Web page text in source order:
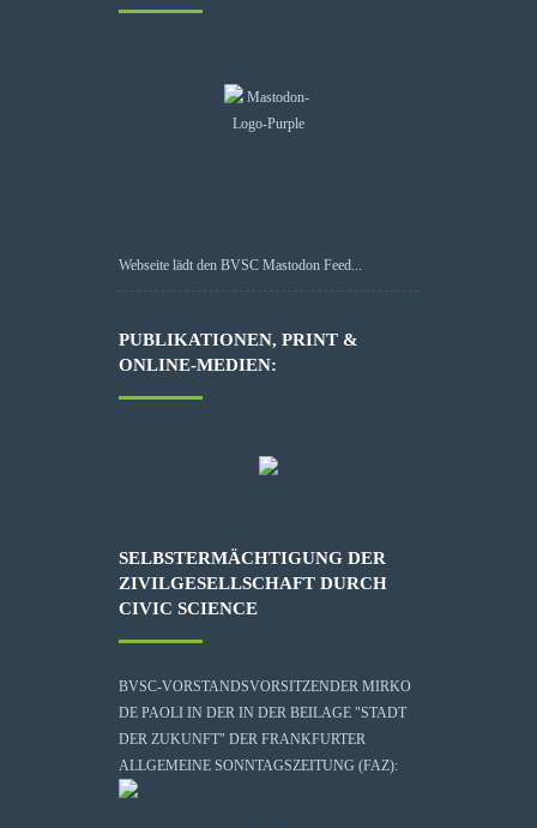
Webseite lädt den BVSC Mastodon Feed...
PUBLIKATIONEN, PRINT &
ONLINE-MEDIEN:
SELBSTERMÄCHTIGUNG DER
ZIVILGESELLSCHAFT DURCH
CIVIC SCIENCE
BVSC-VORSTANDSVORSITZENDER MIRKO
DE PAOLI IN DER IN DER BEILAGE "STADT
DER ZUKUNFT" DER FRANKFURTER
ALLGEMEINE SONNTAGSZEITUNG (FAZ):